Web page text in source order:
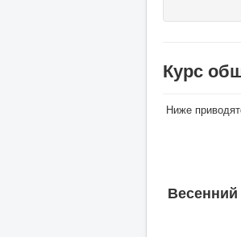
Курс
Ниже